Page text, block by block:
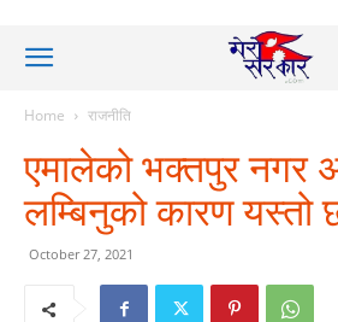
Home राजनीति
एमालेको भक्तपुर नगर
लम्बिनुको कारण यस्तो
October 27, 2021